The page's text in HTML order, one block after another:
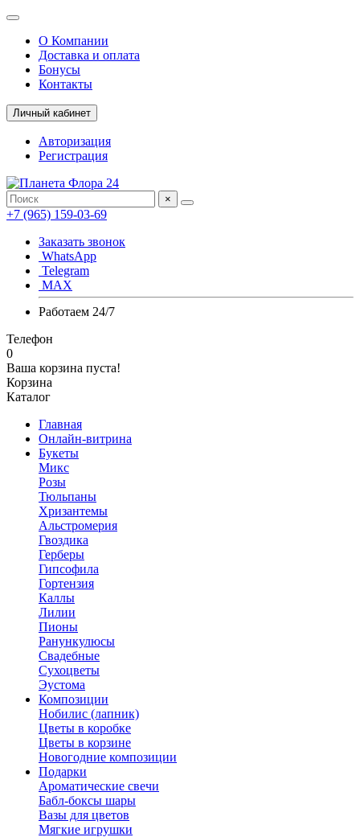
О Компании
Доставка и оплата
Бонусы
Контакты
Личный кабинет
Авторизация
Регистрация
×
+7 (965) 159-03-69
Заказать звонок
WhatsApp
Telegram
MAX
Работаем 24/7
Телефон
0
Ваша корзина пуста!
Корзина
Каталог
Главная
Онлайн-витрина
Букеты
Микс
Розы
Тюльпаны
Хризантемы
Альстромерия
Гвоздика
Герберы
Гипсофила
Гортензия
Каллы
Лилии
Пионы
Ранункулюсы
Свадебные
Сухоцветы
Эустома
Композиции
Нобилис (лапник)
Цветы в коробке
Цветы в корзине
Новогодние композиции
Подарки
Ароматические свечи
Бабл-боксы шары
Вазы для цветов
Мягкие игрушки